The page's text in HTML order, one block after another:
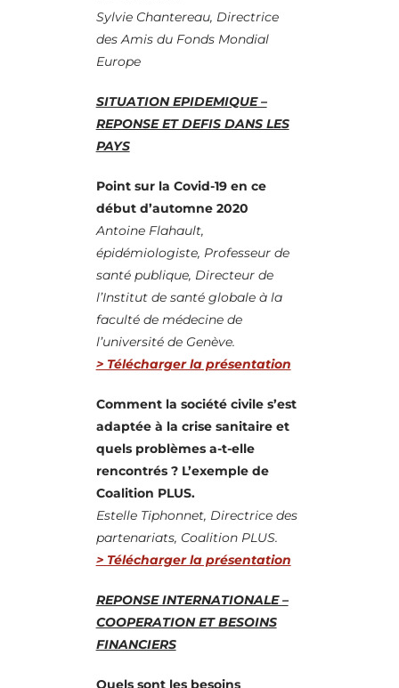
Sylvie Chantereau, Directrice
des Amis du Fonds Mondial
Europe
SITUATION EPIDEMIQUE –
REPONSE ET DEFIS DANS LES
PAYS
Point sur la Covid-19 en ce
début d’automne 2020
Antoine Flahault,
épidémiologiste, Professeur de
santé publique, Directeur de
l’Institut de santé globale à la
faculté de médecine de
l’université de Genève.
> Télécharger la présentation
Comment la société civile s’est
adaptée à la crise sanitaire et
quels problèmes a-t-elle
rencontrés ? L’exemple de
Coalition PLUS.
Estelle Tiphonnet, Directrice des
partenariats, Coalition PLUS.
> Télécharger la présentation
REPONSE INTERNATIONALE –
COOPERATION ET BESOINS
FINANCIERS
Quels sont les besoins